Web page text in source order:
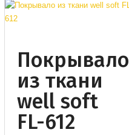
Покрывало
из ткани
well soft
FL-612